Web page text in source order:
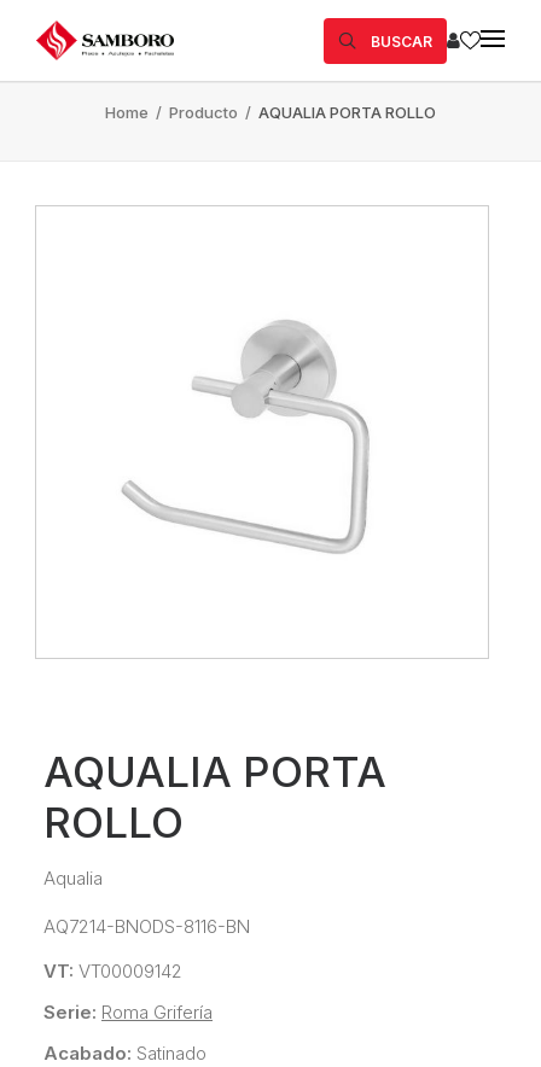
BUSCAR
Home / Producto / AQUALIA PORTA ROLLO
AQUALIA PORTA
ROLLO
Aqualia
AQ7214-BNODS-8116-BN
VT: VT00009142
Serie: Roma Grifería
Acabado: Satinado